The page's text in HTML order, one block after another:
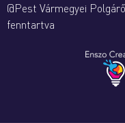
@Pest Vármegyei
fenntartva